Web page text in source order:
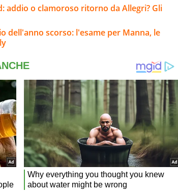
addio o clamoroso ritorno da Allegri? Gli
dell'anno scorso: l'esame per Manna, le